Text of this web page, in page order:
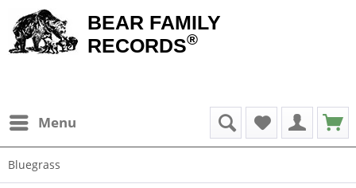
BEAR FAMILY
RECORDS®
Menu
Bluegrass